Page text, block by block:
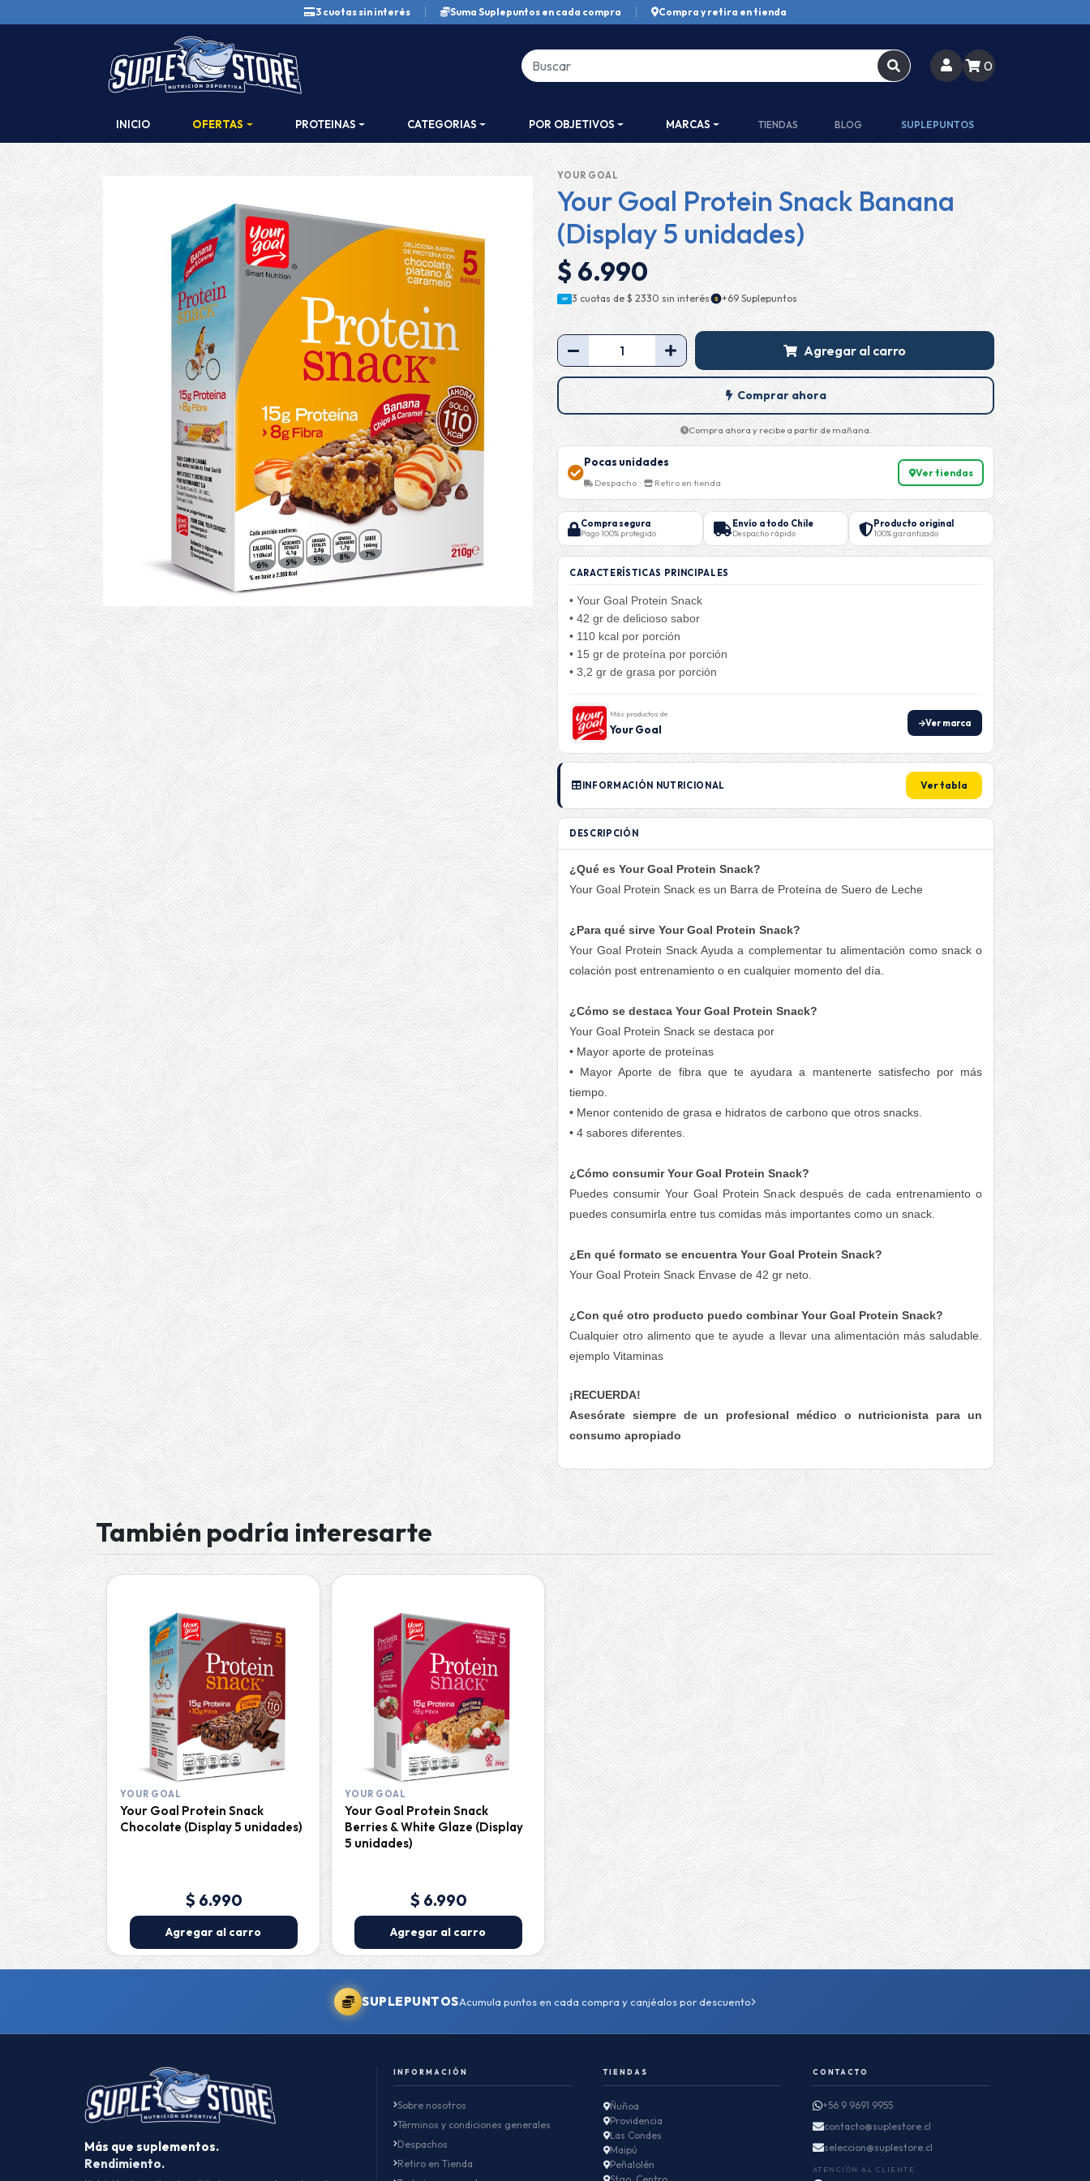
3 cuotas sin interés Suma Suplepuntos en cada compra Compra y retira en tienda
0
INICIO OFERTAS PROTEINAS CATEGORIAS POR OBJETIVOS MARCAS TIENDAS BLOG SUPLEPUNTOS
YOUR GOAL
Your Goal Protein Snack Banana
(Display 5 unidades)
$ 6.990
MP 3 cuotas de $ 2330 sin interés· $ +69 Suplepuntos
Agregar al carro
Comprar ahora
Compra ahora y recibe a partir de mañana.
Pocas unidades
Despacho · Retiro en tienda
Ver tiendas
Compra segura
Pago 100% protegido
Envío a todo Chile
Despacho rápido
Producto original
100% garantizado
CARACTERÍSTICAS PRINCIPALES
• Your Goal Protein Snack
• 42 gr de delicioso sabor
• 110 kcal por porción
• 15 gr de proteína por porción
• 3,2 gr de grasa por porción
Más productos de
Your Goal Ver marca
INFORMACIÓN NUTRICIONAL Ver tabla
DESCRIPCIÓN
¿Qué es Your Goal Protein Snack?
Your Goal Protein Snack es un Barra de Proteína de Suero de Leche
¿Para qué sirve Your Goal Protein Snack?
Your Goal Protein Snack Ayuda a complementar tu alimentación como snack o
colación post entrenamiento o en cualquier momento del día.
¿Cómo se destaca Your Goal Protein Snack?
Your Goal Protein Snack se destaca por
• Mayor aporte de proteínas
• Mayor Aporte de fibra que te ayudara a mantenerte satisfecho por más
tiempo.
• Menor contenido de grasa e hidratos de carbono que otros snacks.
• 4 sabores diferentes.
¿Cómo consumir Your Goal Protein Snack?
Puedes consumir Your Goal Protein Snack después de cada entrenamiento o
puedes consumirla entre tus comidas más importantes como un snack.
¿En qué formato se encuentra Your Goal Protein Snack?
Your Goal Protein Snack Envase de 42 gr neto.
¿Con qué otro producto puedo combinar Your Goal Protein Snack?
Cualquier otro alimento que te ayude a llevar una alimentación más saludable.
ejemplo Vitaminas
¡RECUERDA!
Asesórate siempre de un profesional médico o nutricionista para un
consumo apropiado
También podría interesarte
YOUR GOAL
Your Goal Protein Snack
Chocolate (Display 5 unidades)
$ 6.990
Agregar al carro
YOUR GOAL
Your Goal Protein Snack
Berries & White Glaze (Display
5 unidades)
$ 6.990
Agregar al carro
SUPLEPUNTOSAcumula puntos en cada compra y canjéalos por descuento
Más que suplementos.
Rendimiento.
INFORMACIÓN
Sobre nosotros
Términos y condiciones generales
Despachos
Retiro en Tienda
TIENDAS
Ñuñoa
Providencia
Las Condes
Maipú
Peñalolén
CONTACTO
+56 9 9691 9955
contacto@suplestore.cl
seleccion@suplestore.cl
ATENCIÓN AL CLIENTE